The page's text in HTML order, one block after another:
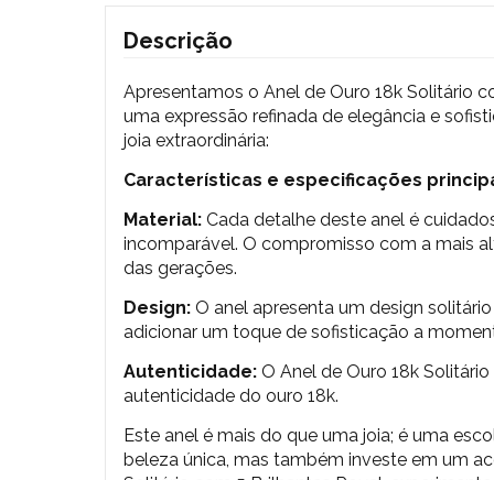
Descrição
Apresentamos o Anel de Ouro 18k Solitário
uma expressão refinada de elegância e
joia extraordinária:
Características e especificações
Material: Cada detalhe deste anel é
incomparável. O compromisso com a mais
das gerações.
Design: O anel apresenta um design
adicionar um toque de sofisticação a
Autenticidade: O Anel de Ouro 18k
autenticidade do ouro 18k.
Este anel é mais do que uma joia; é uma
beleza única, mas também investe em um